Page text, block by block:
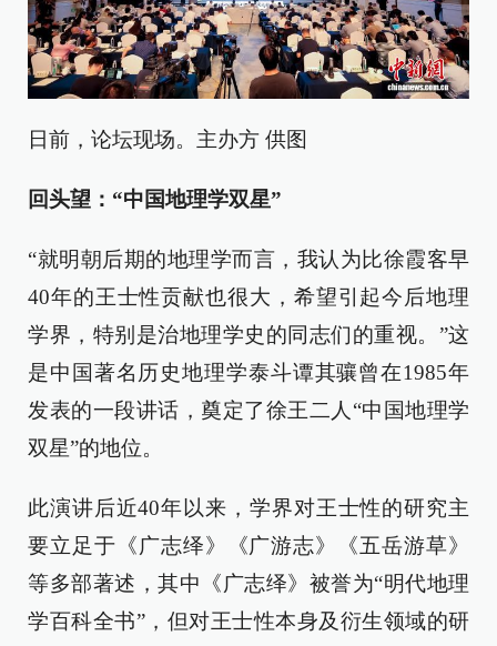
日前，论坛现场。主办方 供图
回头望：“中国地理学双星”
“就明朝后期的地理学而言，我认为比徐霞客早
40年的王士性贡献也很大，希望引起今后地理
学界，特别是治地理学史的同志们的重视。”这
是中国著名历史地理学泰斗谭其骧曾在1985年
发表的一段讲话，奠定了徐王二人“中国地理学
双星”的地位。
此演讲后近40年以来，学界对王士性的研究主
要立足于《广志绎》《广游志》《五岳游草》
等多部著述，其中《广志绎》被誉为“明代地理
学百科全书”，但对王士性本身及衍生领域的研